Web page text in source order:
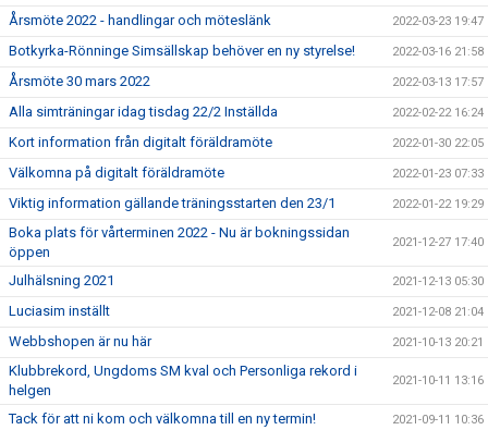
Årsmöte 2022 - handlingar och möteslänk 2022-03-23 19:47
Botkyrka-Rönninge Simsällskap behöver en ny styrelse! 2022-03-16 21:58
Årsmöte 30 mars 2022 2022-03-13 17:57
Alla simträningar idag tisdag 22/2 Inställda 2022-02-22 16:24
Kort information från digitalt föräldramöte 2022-01-30 22:05
Välkomna på digitalt föräldramöte 2022-01-23 07:33
Viktig information gällande träningsstarten den 23/1 2022-01-22 19:29
Boka plats för vårterminen 2022 - Nu är bokningssidan
öppen
2021-12-27 17:40
Julhälsning 2021 2021-12-13 05:30
Luciasim inställt 2021-12-08 21:04
Webbshopen är nu här 2021-10-13 20:21
Klubbrekord, Ungdoms SM kval och Personliga rekord i
helgen
2021-10-11 13:16
Tack för att ni kom och välkomna till en ny termin! 2021-09-11 10:36